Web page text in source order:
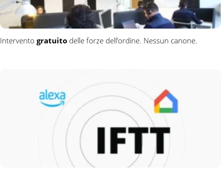
Intervento gratuito delle forze dell’ordine. Nessun canone.